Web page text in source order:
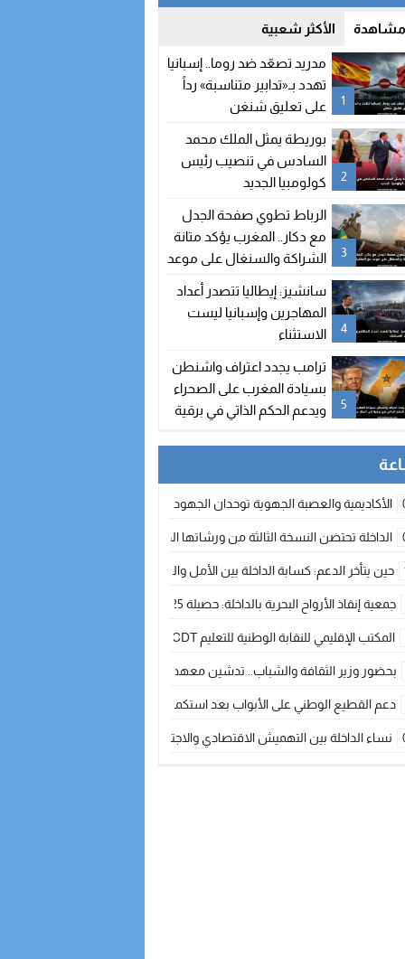
مشاهدة الأكثر شعبية
1
مدريد تصعّد ضد روما.. إسبانيا
تهدد بـ«تدابير متناسبة» رداً
على تعليق شنغن
2
بوريطة يمثل الملك محمد
السادس في تنصيب رئيس
كولومبيا الجديد
3
الرباط تطوي صفحة الجدل
مع دكار.. المغرب يؤكد متانة
الشراكة والسنغال على موعد
4
سانشيز: إيطاليا تتصدر أعداد
المهاجرين وإسبانيا ليست
الاستثناء
5
ترامب يجدد اعتراف واشنطن
بسيادة المغرب على الصحراء
ويدعم الحكم الذاتي في برقية
الأكاديمية والعصبة الجهوية توحدان الجهود لتطوير الممارسة الكروية بجهة
الداخلة تحتضن النسخة الثالثة من ورشاتها الدولية: تكوين متخصص في التراث
حين يتأخر الدعم: كسابة الداخلة بين الأمل والقلق ؟
جمعية إنقاذ الأرواح البحرية بالداخلة: حصيلة 2025 بين مهام الإنقاذ ومشروع “دار البحار”
المكتب الإقليمي للنقابة الوطنية للتعليم CDT يجتمع مع المدير الإقليمي لمناقشة ملفات جوهرية لنساء ورجال التعليم
بحضور وزير الثقافة والشباب.. تدشين معهد الموسيقى والفنون الكوريغرافية بالداخلة
دعم القطيع الوطني على الأبواب بعد استكمال الترقيم… الفلاحة المغربية
نساء الداخلة بين التهميش الاقتصادي والاجتماعي… في المؤسسات الإنتاجية